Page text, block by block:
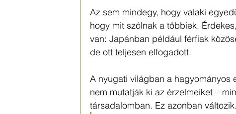
Az sem mindegy, hogy valaki
hogy mit szólnak a többiek.
van: Japánban például férfiak
de ott teljesen elfogadott.
A nyugati világban a hagyományos
nem mutatják ki az érzelmeiket –
társadalomban. Ez azonban változik.